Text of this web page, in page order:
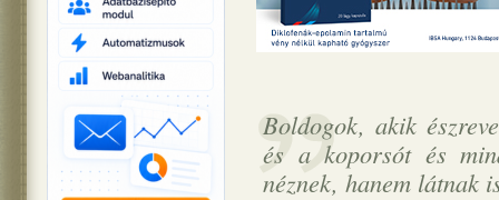
Boldogok, akik
és a koporsót és
néznek, hanem látnak